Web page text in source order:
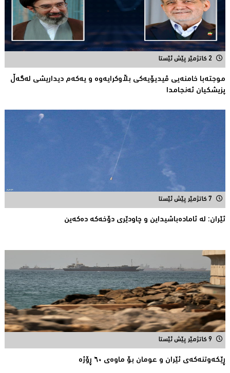
2 کاتژمێر پێش ئێستا
موجتەبا خامنەیی ڤیدیۆیەکی بڵاوكرایەوە و یەكەم دیداریشی لەگەڵ
پزیشكیان ئەنجامدا
7 کاتژمێر پێش ئێستا
ئێران: له‌ ئاماده‌باشیداین و چاودێری دۆخه‌كه‌ ده‌كه‌ین
9 کاتژمێر پێش ئێستا
ڕێكه‌وتنه‌كه‌ی ئێران و عومان بۆ ماوه‌ی ٦٠ ڕۆژه‌